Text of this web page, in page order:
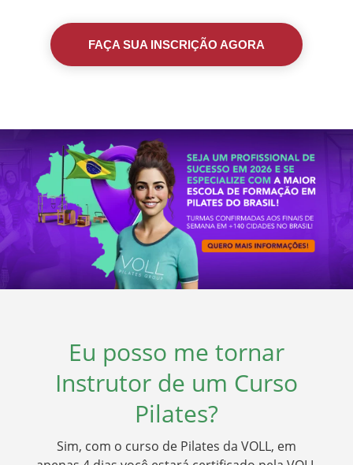
FAÇA SUA INSCRIÇÃO AGORA
Eu posso me tornar
Instrutor de um Curso
Pilates?
Sim, com o curso de Pilates da VOLL, em